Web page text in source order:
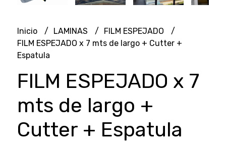
Inicio LAMINAS
FILM ESPEJADO
FILM ESPEJADO x 7 mts de largo + Cutter +
Espatula
FILM ESPEJADO x 7
mts de largo +
Cutter + Espatula